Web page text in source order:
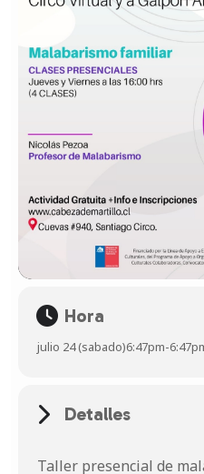
Hora
julio 24 (sabado)6:47pm-
Detalles
Taller presencial de